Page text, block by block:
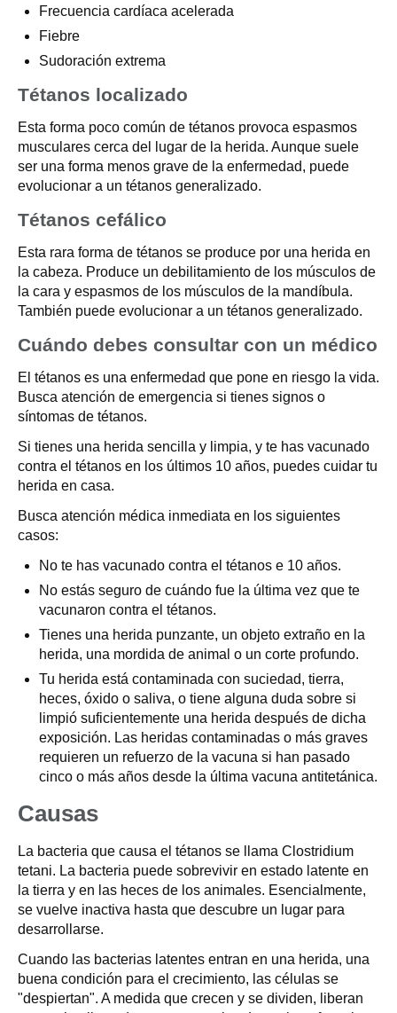
Frecuencia cardíaca acelerada
Fiebre
Sudoración extrema
Tétanos localizado
Esta forma poco común de tétanos provoca espasmos
musculares cerca del lugar de la herida. Aunque suele
ser una forma menos grave de la enfermedad, puede
evolucionar a un tétanos generalizado.
Tétanos cefálico
Esta rara forma de tétanos se produce por una herida en
la cabeza. Produce un debilitamiento de los músculos de
la cara y espasmos de los músculos de la mandíbula.
También puede evolucionar a un tétanos generalizado.
Cuándo debes consultar con un médico
El tétanos es una enfermedad que pone en riesgo la vida.
Busca atención de emergencia si tienes signos o
síntomas de tétanos.
Si tienes una herida sencilla y limpia, y te has vacunado
contra el tétanos en los últimos 10 años, puedes cuidar tu
herida en casa.
Busca atención médica inmediata en los siguientes
casos:
No te has vacunado contra el tétanos e 10 años.
No estás seguro de cuándo fue la última vez que te
vacunaron contra el tétanos.
Tienes una herida punzante, un objeto extraño en la
herida, una mordida de animal o un corte profundo.
Tu herida está contaminada con suciedad, tierra,
heces, óxido o saliva, o tiene alguna duda sobre si
limpió suficientemente una herida después de dicha
exposición. Las heridas contaminadas o más graves
requieren un refuerzo de la vacuna si han pasado
cinco o más años desde la última vacuna antitetánica.
Causas
La bacteria que causa el tétanos se llama Clostridium
tetani. La bacteria puede sobrevivir en estado latente en
la tierra y en las heces de los animales. Esencialmente,
se vuelve inactiva hasta que descubre un lugar para
desarrollarse.
Cuando las bacterias latentes entran en una herida, una
buena condición para el crecimiento, las células se
"despiertan". A medida que crecen y se dividen, liberan